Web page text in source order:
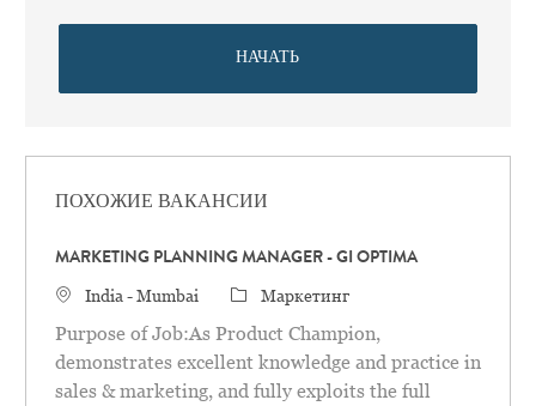
НАЧАТЬ
ПОХОЖИЕ ВАКАНСИИ
MARKETING PLANNING MANAGER - GI OPTIMA
Местоположение
India - Mumbai категория
Маркетинг
Purpose of Job:As Product Champion,
demonstrates excellent knowledge and practice in
sales & marketing, and fully exploits the full